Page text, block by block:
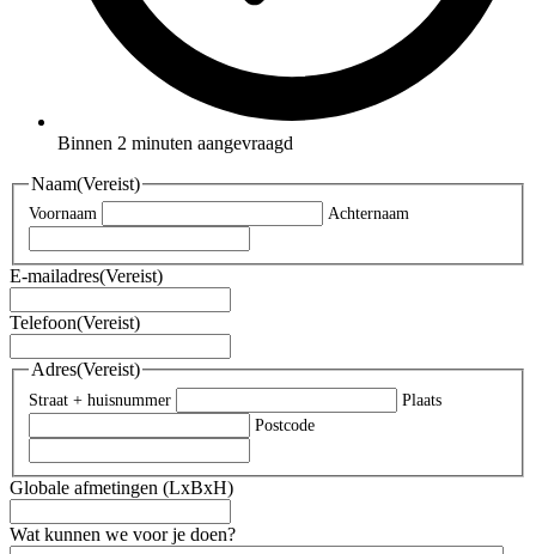
Binnen 2 minuten aangevraagd
Naam(Vereist)
Voornaam Achternaam
E-mailadres(Vereist)
Telefoon(Vereist)
Adres(Vereist)
Straat + huisnummer
Plaats
Postcode
Globale afmetingen (LxBxH)
Wat kunnen we voor je doen?